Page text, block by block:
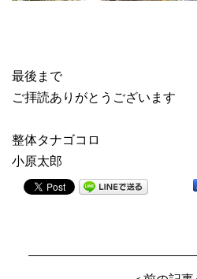
最後まで
ご拝読ありがとうございます
整体タナゴコロ
小原太郎